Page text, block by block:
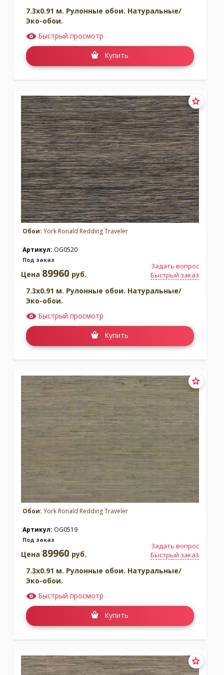
7.3x0.91 м. Рулонные обои. Натуральные/
Эко-обои.
Быстрый просмотр
Купить
Обои: York Ronald Redding Traveler
Артикул: OG0520
Под заказ
Задать вопрос
Быстрый заказ
Цена 89960 руб.
7.3x0.91 м. Рулонные обои. Натуральные/
Эко-обои.
Быстрый просмотр
Купить
Обои: York Ronald Redding Traveler
Артикул: OG0519
Под заказ
Задать вопрос
Быстрый заказ
Цена 89960 руб.
7.3x0.91 м. Рулонные обои. Натуральные/
Эко-обои.
Быстрый просмотр
Купить